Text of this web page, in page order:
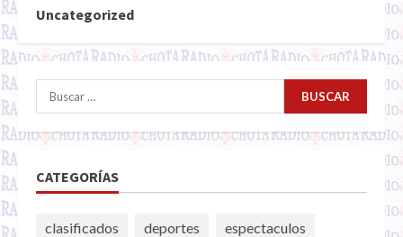
Uncategorized
Buscar:
CATEGORÍAS
clasificados deportes
espectaculos